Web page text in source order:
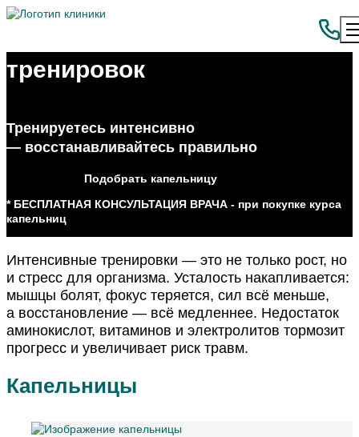
тренировок
Тренируетесь интенсивно
— восстанавливайтесь правильно
Подобрать капельницу
* БЕСПЛАТНАЯ КОНСУЛЬТАЦИЯ ВРАЧА - при покупке курса
капельниц
Интенсивные тренировки — это не только рост, но
и стресс для организма. Усталость накапливается:
мышцы болят, фокус теряется, сил всё меньше,
а восстановление — всё медленнее. Недостаток
аминокислот, витаминов и электролитов тормозит
прогресс и увеличивает риск травм.
Капельницы